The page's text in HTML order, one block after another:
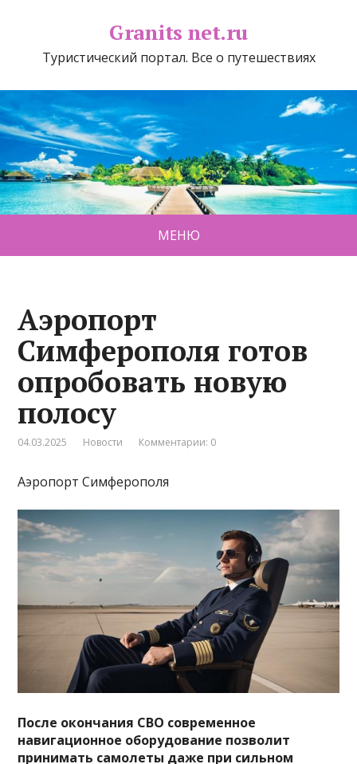
Granits net.ru
Туристический портал. Все о путешествиях
МЕНЮ
Аэропорт
Симферополя готов
опробовать новую
полосу
04.03.2025 Новости Комментарии: 0
Аэропорт Симферополя
После окончания СВО современное
навигационное оборудование позволит
принимать самолеты даже при сильном